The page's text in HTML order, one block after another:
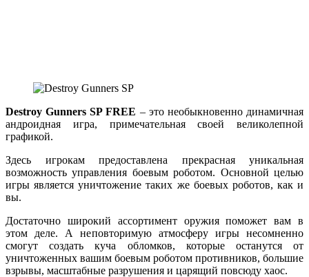
Destroy Gunners SP FREE – это необыкновенно динамичная
андроидная игра, примечательная своей великолепной
графикой.
Здесь игрокам предоставлена прекрасная уникальная
возможность управления боевым роботом. Основной целью
игры является уничтожение таких же боевых роботов, как и
вы.
Достаточно широкий ассортимент оружия поможет вам в
этом деле. А неповторимую атмосферу игры несомненно
смогут создать куча обломков, которые останутся от
уничтоженных вашим боевым роботом противников, большие
взрывы, масштабные разрушения и царящий повсюду хаос.